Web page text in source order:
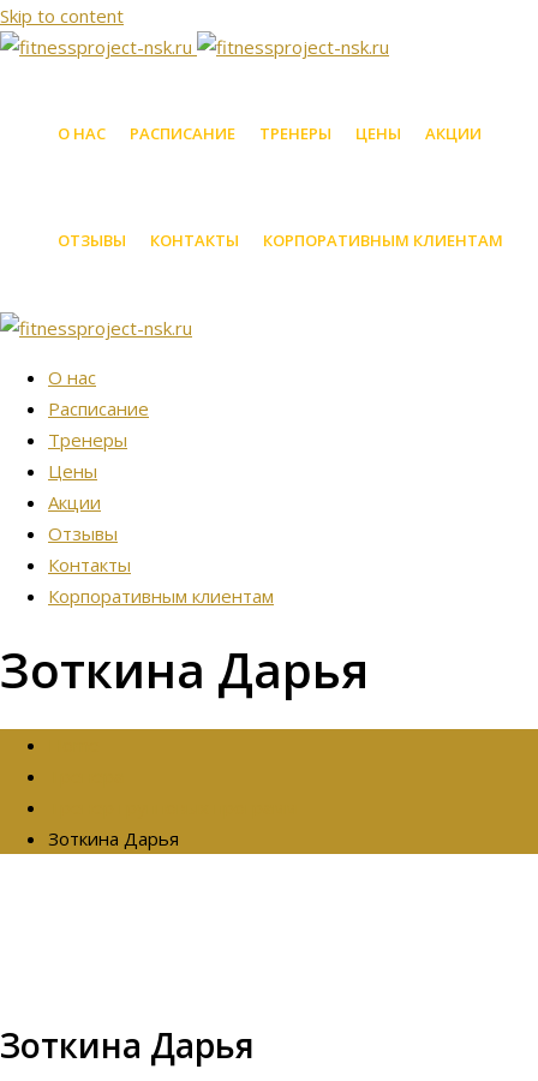
Skip to content
О НАС РАСПИСАНИЕ ТРЕНЕРЫ ЦЕНЫ АКЦИИ
ОТЗЫВЫ КОНТАКТЫ КОРПОРАТИВНЫМ КЛИЕНТАМ
О нас
Расписание
Тренеры
Цены
Акции
Отзывы
Контакты
Корпоративным клиентам
Зоткина Дарья
Зоткина Дарья
Зоткина Дарья